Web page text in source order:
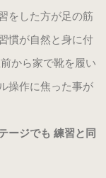
をした方が足の筋
慣が自然と身に付
から家で靴を履い
操作に焦った事が
ージでも 練習と同